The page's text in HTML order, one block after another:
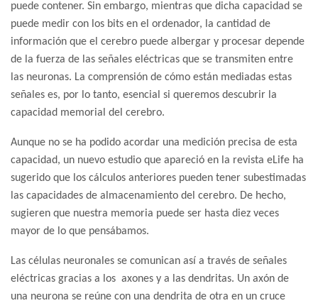
puede contener. Sin embargo, mientras que dicha capacidad se
puede medir con los bits en el ordenador, la cantidad de
información que el cerebro puede albergar y procesar depende
de la fuerza de las señales eléctricas que se transmiten entre
las neuronas. La comprensión de cómo están mediadas estas
señales es, por lo tanto, esencial si queremos descubrir la
capacidad memorial del cerebro.
Aunque no se ha podido acordar una medición precisa de esta
capacidad, un nuevo estudio que apareció en la revista eLife ha
sugerido que los cálculos anteriores pueden tener subestimadas
las capacidades de almacenamiento del cerebro. De hecho,
sugieren que nuestra memoria puede ser hasta diez veces
mayor de lo que pensábamos.
Las células neuronales se comunican así a través de señales
eléctricas gracias a los axones y a las dendritas. Un axón de
una neurona se reúne con una dendrita de otra en un cruce